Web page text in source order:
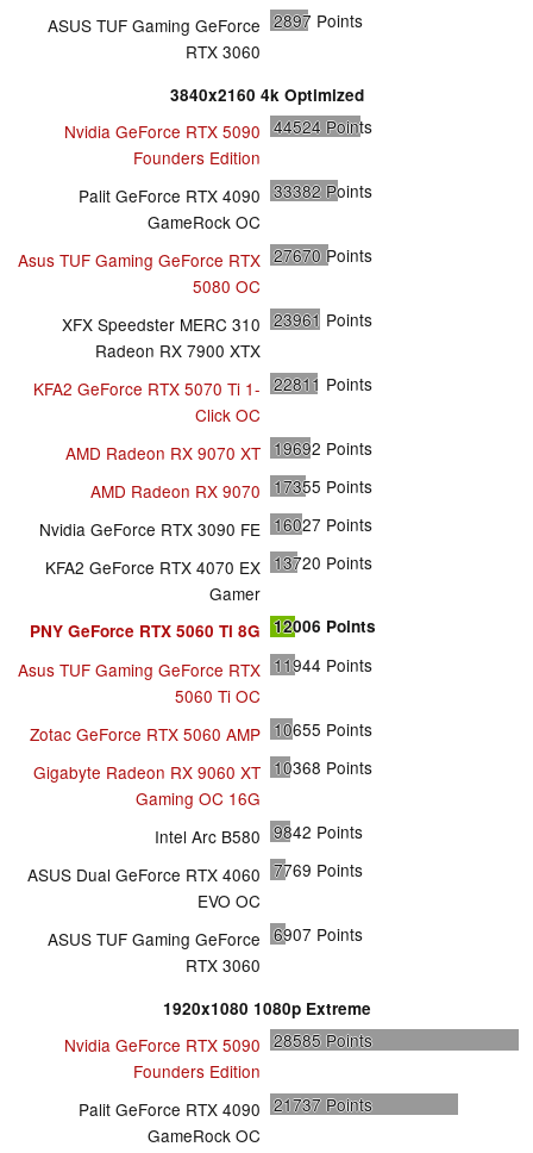
ASUS TUF Gaming GeForce
RTX 3060
2897 Points
3840x2160 4k Optimized
Nvidia GeForce RTX 5090
Founders Edition
44524 Points
Palit GeForce RTX 4090
GameRock OC
33382 Points
Asus TUF Gaming GeForce RTX
5080 OC
27670 Points
XFX Speedster MERC 310
Radeon RX 7900 XTX
23961 Points
KFA2 GeForce RTX 5070 Ti 1-
Click OC
22811 Points
AMD Radeon RX 9070 XT 19692 Points
AMD Radeon RX 9070 17355 Points
Nvidia GeForce RTX 3090 FE 16027 Points
KFA2 GeForce RTX 4070 EX
Gamer
13720 Points
PNY GeForce RTX 5060 Ti 8G 12006 Points
Asus TUF Gaming GeForce RTX
5060 Ti OC
11944 Points
Zotac GeForce RTX 5060 AMP 10655 Points
Gigabyte Radeon RX 9060 XT
Gaming OC 16G
10368 Points
Intel Arc B580 9842 Points
ASUS Dual GeForce RTX 4060
EVO OC
7769 Points
ASUS TUF Gaming GeForce
RTX 3060
6907 Points
1920x1080 1080p Extreme
Nvidia GeForce RTX 5090
Founders Edition
28585 Points
Palit GeForce RTX 4090
GameRock OC
21737 Points